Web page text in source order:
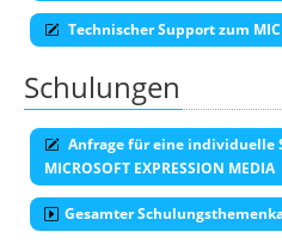
Technischer Support zum
Schulungen
Anfrage für eine individuelle
MICROSOFT EXPRESSION MEDIA
Gesamter